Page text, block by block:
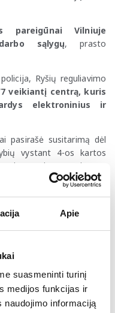
Apie
suasmeninti turinį
medijos funkcijas ir
naudojimo informaciją
pareigūnai Vilniuje
sąlygų, prasto
Ryšių reguliavimo
7 veikiantį centrą, kuris
elektroninius ir
pasirašė susitarimą dėl
vystant 4-os kartos
Lietuva ir JAV taip pat
kibernetinio saugumo
„ILTE“ atliko
verslo finansavimo
2023-2024 m.
Eur (~6 proc. BVP).